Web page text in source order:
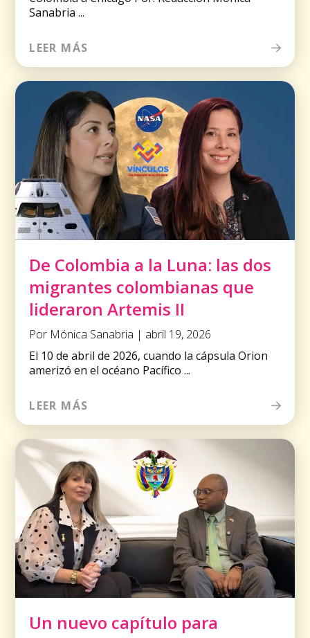
Sanabria ...
LEER MÁS
De Colombia a la Luna: las dos
migrantes colombianas que
lideraron Artemis II
Por Mónica Sanabria | abril 19, 2026
El 10 de abril de 2026, cuando la cápsula Orion
amerizó en el océano Pacífico ...
LEER MÁS
Un nuevo capítulo para